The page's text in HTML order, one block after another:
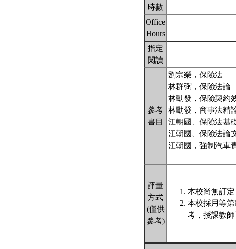
時數
Office
Hours
指定
閱讀
參考
書目
劉宗榮，保險法
林群弼，保險法論
林勳發，保險契約
林勳發，商事法精
江朝國、保險法基
江朝國、保險法論
江朝國，強制汽車
評量
方式
(僅供
參考)
本校尚無訂定
本校採用等
考，授課教